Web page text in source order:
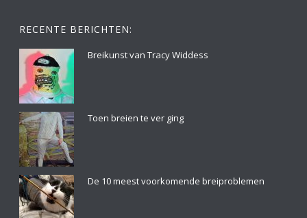
RECENTE BERICHTEN:
Breikunst van Tracy Widdess
Toen breien te ver ging
De 10 meest voorkomende breiproblemen